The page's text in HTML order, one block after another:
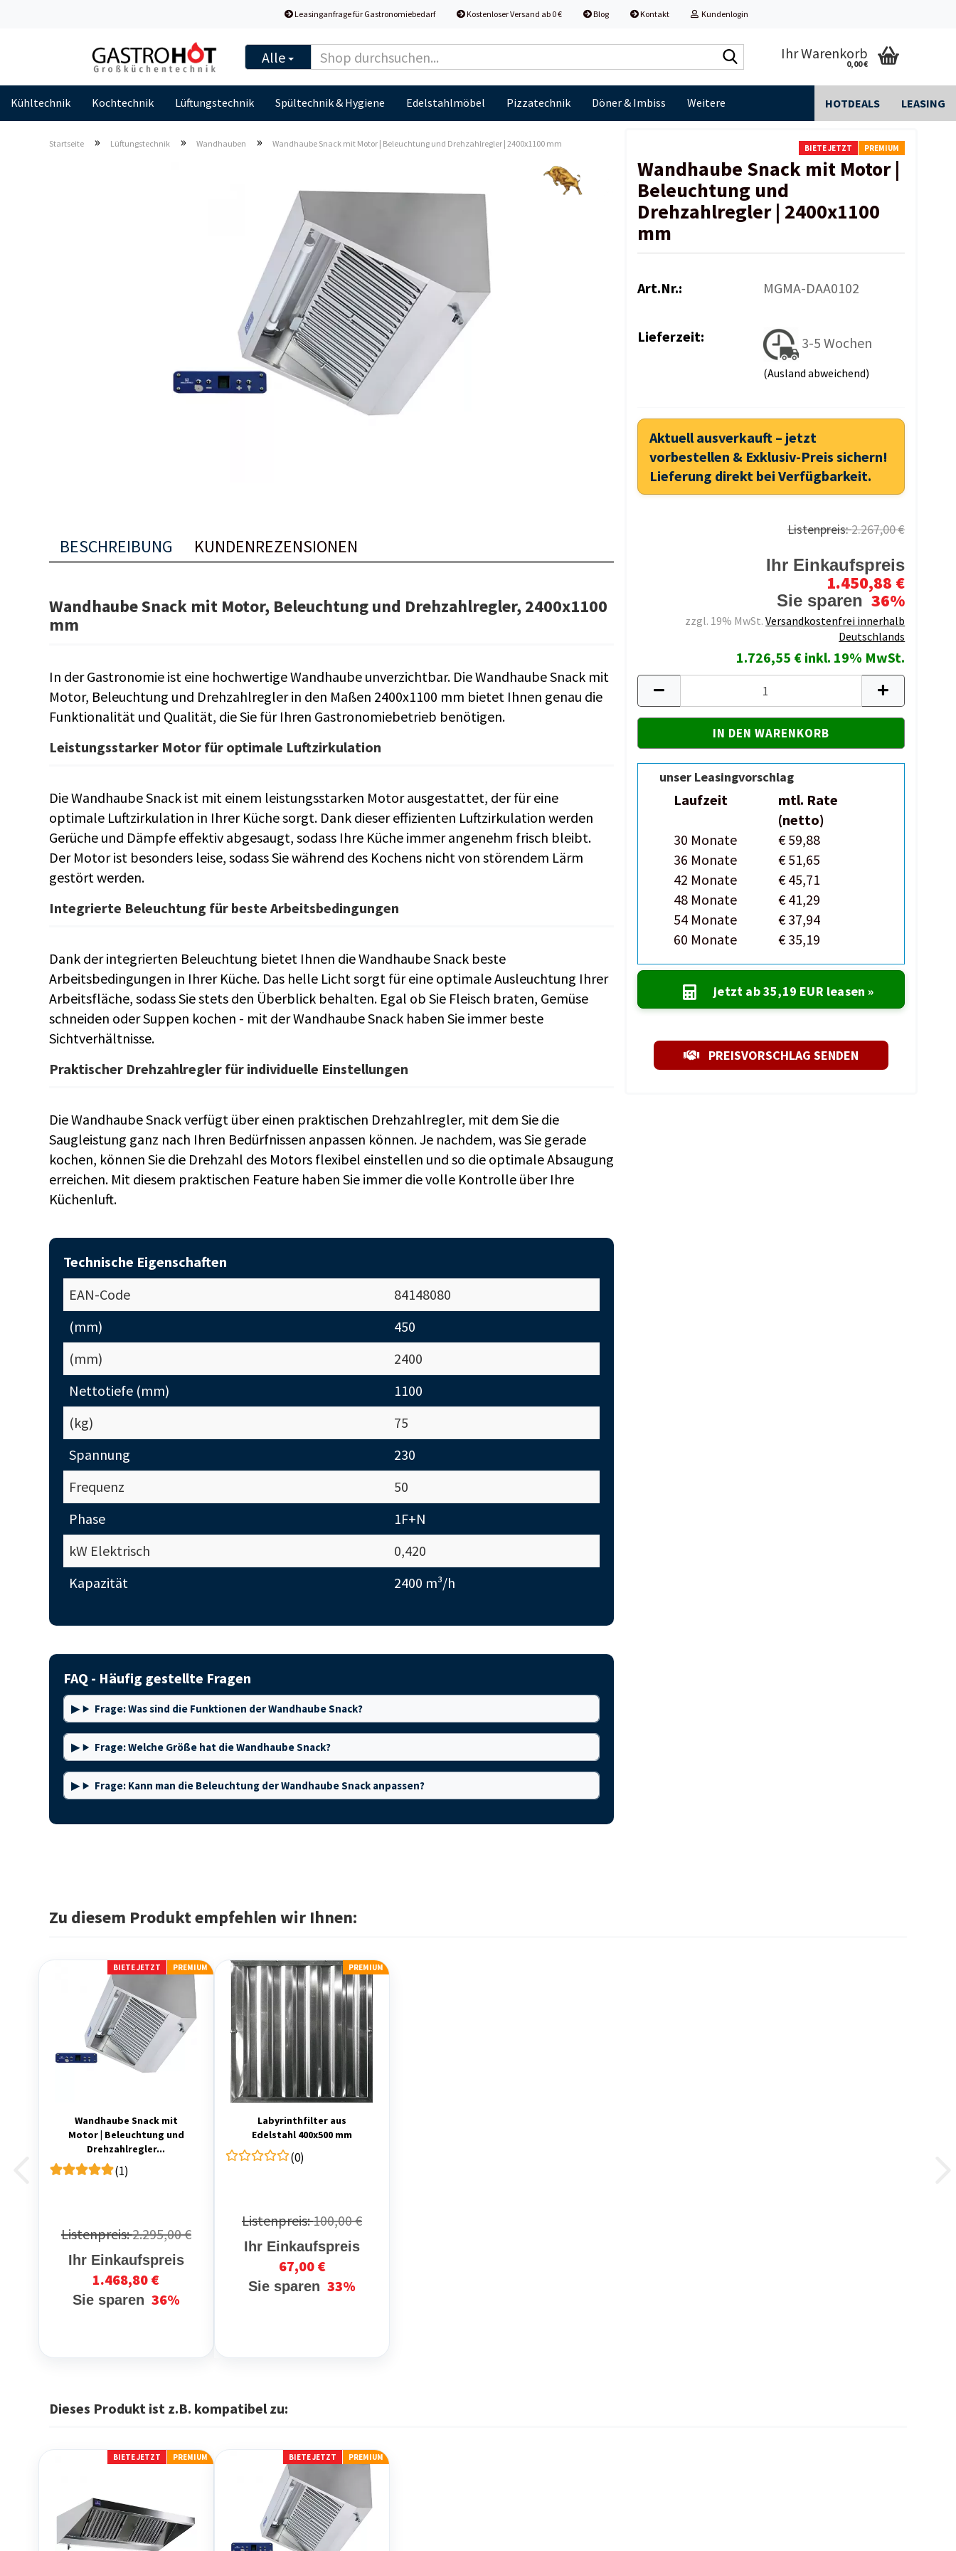
Leasinganfrage für Gastronomiebedarf Kostenloser Versand ab 0 € Blog Kontakt Kundenlogin
Alle
durchsuchen...
Ihr Warenkorb
0,00 €
Kühltechnik Kochtechnik Lüftungstechnik Spültechnik & Hygiene Edelstahlmöbel Pizzatechnik Döner & Imbiss HOTDEALS LEASING
Weitere
Startseite » Lüftungstechnik » Wandhauben » Wandhaube Snack mit Motor | Beleuchtung und Drehzahlregler | 2400x1100 mm BIETE JETZT PREMIUM
Wandhaube Snack mit Motor |
Beleuchtung und
Drehzahlregler | 2400x1100
mm
Art.Nr.: MGMA-DAA0102
Lieferzeit: 3-5 Wochen
(Ausland abweichend)
Aktuell ausverkauft – jetzt
vorbestellen & Exklusiv-Preis sichern!
Lieferung direkt bei Verfügbarkeit.
Listenpreis:2.267,00 €
Ihr Einkaufspreis
1.450,88 €
Sie sparen 36%
zzgl. 19% MwSt.Versandkostenfrei innerhalb
Deutschlands
1.726,55 € inkl. 19% MwSt.
unser Leasingvorschlag
Laufzeit
mtl. Rate
(netto)
30 Monate
€ 59,88
36 Monate
€ 51,65
42 Monate
€ 45,71
48 Monate
€ 41,29
54 Monate
€ 37,94
60 Monate
€ 35,19
jetzt ab35,19 EUR leasen »
PREISVORSCHLAG SENDEN
BESCHREIBUNG KUNDENREZENSIONEN
Wandhaube Snack mit Motor, Beleuchtung und Drehzahlregler, 2400x1100
mm
In der Gastronomie ist eine hochwertige Wandhaube unverzichtbar. Die Wandhaube Snack mit
Motor, Beleuchtung und Drehzahlregler in den Maßen 2400x1100 mm bietet Ihnen genau die
Funktionalität und Qualität, die Sie für Ihren Gastronomiebetrieb benötigen.
Leistungsstarker Motor für optimale Luftzirkulation
Die Wandhaube Snack ist mit einem leistungsstarken Motor ausgestattet, der für eine
optimale Luftzirkulation in Ihrer Küche sorgt. Dank dieser effizienten Luftzirkulation werden
Gerüche und Dämpfe effektiv abgesaugt, sodass Ihre Küche immer angenehm frisch bleibt.
Der Motor ist besonders leise, sodass Sie während des Kochens nicht von störendem Lärm
gestört werden.
Integrierte Beleuchtung für beste Arbeitsbedingungen
Dank der integrierten Beleuchtung bietet Ihnen die Wandhaube Snack beste
Arbeitsbedingungen in Ihrer Küche. Das helle Licht sorgt für eine optimale Ausleuchtung Ihrer
Arbeitsfläche, sodass Sie stets den Überblick behalten. Egal ob Sie Fleisch braten, Gemüse
schneiden oder Suppen kochen - mit der Wandhaube Snack haben Sie immer beste
Sichtverhältnisse.
Praktischer Drehzahlregler für individuelle Einstellungen
Die Wandhaube Snack verfügt über einen praktischen Drehzahlregler, mit dem Sie die
Saugleistung ganz nach Ihren Bedürfnissen anpassen können. Je nachdem, was Sie gerade
kochen, können Sie die Drehzahl des Motors flexibel einstellen und so die optimale Absaugung
erreichen. Mit diesem praktischen Feature haben Sie immer die volle Kontrolle über Ihre
Küchenluft.
Technische Eigenschaften
EAN-Code
84148080
(mm)
450
(mm)
2400
Nettotiefe (mm)
1100
(kg)
75
Spannung
230
Frequenz
50
Phase
1F+N
kW Elektrisch
0,420
Kapazität
2400 m³/h
FAQ - Häufig gestellte Fragen
Frage: Was sind die Funktionen der Wandhaube Snack?
Frage: Welche Größe hat die Wandhaube Snack?
Frage: Kann man die Beleuchtung der Wandhaube Snack anpassen?
Zu diesem Produkt empfehlen wir Ihnen:
BIETE JETZT PREMIUM
Wandhaube Snack mit
Motor | Beleuchtung und
Drehzahlregler...
(1)
Listenpreis:2.295,00 €
Ihr Einkaufspreis
1.468,80 €
Sie sparen 36%
PREMIUM
Labyrinthfilter aus
Edelstahl 400x500 mm
(0)
Listenpreis:100,00 €
Ihr Einkaufspreis
67,00 €
Sie sparen 33%
Dieses Produkt ist z.B. kompatibel zu:
BIETE JETZT PREMIUM BIETE JETZT PREMIUM